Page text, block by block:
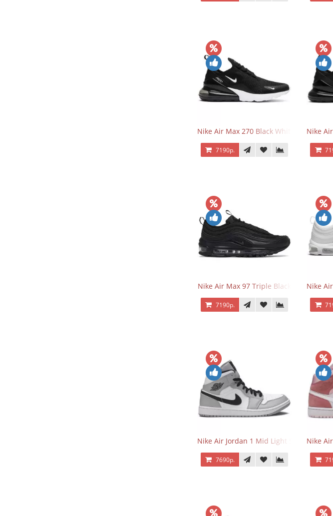
Nike Air Max 270 Black White
7190р.
Nike
Nike Air Max 97 Triple Black
7190р.
Nike
Nike Air Jordan 1 Mid Light Smoke Grey
7690р.
Nike